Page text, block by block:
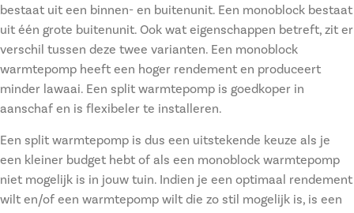
bestaat uit een binnen- en buitenunit. Een monoblock bestaat
uit één grote buitenunit. Ook wat eigenschappen betreft, zit er
verschil tussen deze twee varianten. Een monoblock
warmtepomp heeft een hoger rendement en produceert
minder lawaai. Een split warmtepomp is goedkoper in
aanschaf en is flexibeler te installeren.
Een split warmtepomp is dus een uitstekende keuze als je
een kleiner budget hebt of als een monoblock warmtepomp
niet mogelijk is in jouw tuin. Indien je een optimaal rendement
wilt en/of een warmtepomp wilt die zo stil mogelijk is, is een